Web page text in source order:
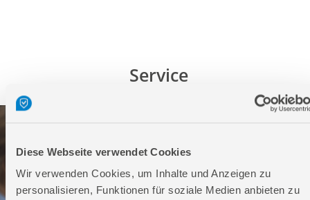
Diese Webseite verwendet Cookies
Wir verwenden Cookies, um Inhalte und Anzeigen zu
personalisieren, Funktionen für soziale Medien anbieten zu
Service